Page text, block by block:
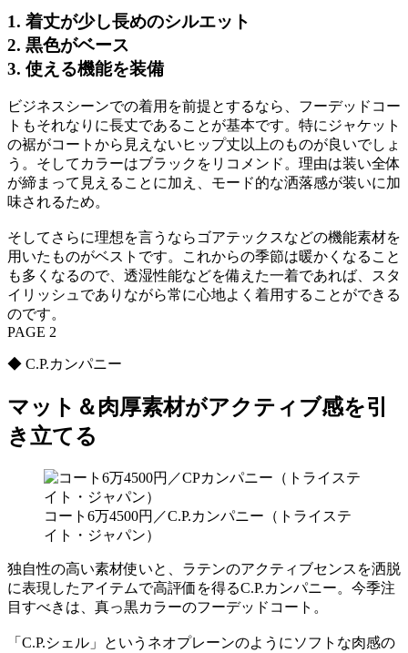
1. 着丈が少し長めのシルエット
2. 黒色がベース
3. 使える機能を装備
ビジネスシーンでの着用を前提とするなら、フーデッドコー
トもそれなりに長丈であることが基本です。特にジャケット
の裾がコートから見えないヒップ丈以上のものが良いでしょ
う。そしてカラーはブラックをリコメンド。理由は装い全体
が締まって見えることに加え、モード的な洒落感が装いに加
味されるため。
そしてさらに理想を言うならゴアテックスなどの機能素材を
用いたものがベストです。これからの季節は暖かくなること
も多くなるので、透湿性能などを備えた一着であれば、スタ
イリッシュでありながら常に心地よく着用することができる
のです。
PAGE 2
◆ C.P.カンパニー
マット＆肉厚素材がアクティブ感を引
き立てる
コート6万4500円／C.P.カンパニー（トライステ
イト・ジャパン）
独自性の高い素材使いと、ラテンのアクティブセンスを洒脱
に表現したアイテムで高評価を得るC.P.カンパニー。今季注
目すべきは、真っ黒カラーのフーデッドコート。
「C.P.シェル」というネオプレーンのようにソフトな肉感の